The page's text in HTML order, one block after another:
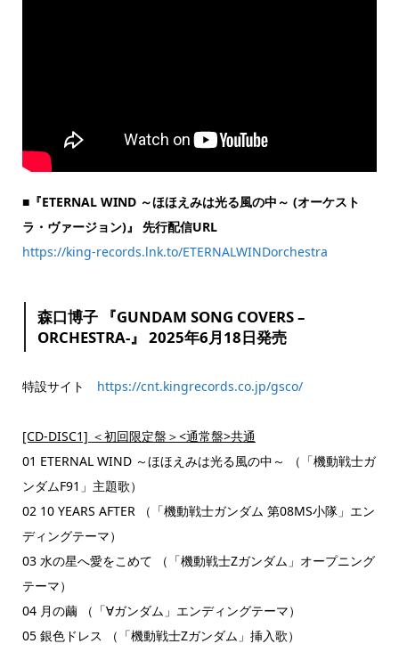
■『ETERNAL WIND ～ほほえみは光る風の中～ (オーケスト
ラ・ヴァージョン)』 先行配信URL
https://king-records.lnk.to/ETERNALWINDorchestra
森口博子 『GUNDAM SONG COVERS –
ORCHESTRA-』 2025年6月18日発売
特設サイト https://cnt.kingrecords.co.jp/gsco/
[CD-DISC1] ＜初回限定盤＞<通常盤>共通
01 ETERNAL WIND ～ほほえみは光る風の中～ （「機動戦士ガ
ンダムF91」主題歌）
02 10 YEARS AFTER （「機動戦士ガンダム 第08MS小隊」エン
ディングテーマ）
03 水の星へ愛をこめて （「機動戦士Ζガンダム」オープニング
テーマ）
04 月の繭 （「∀ガンダム」エンディングテーマ）
05 銀色ドレス （「機動戦士Ζガンダム」挿入歌）